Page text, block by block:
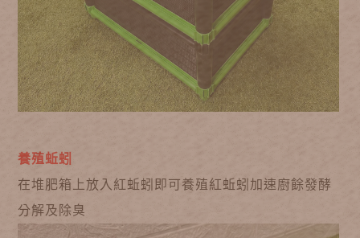
養殖蚯蚓
在堆肥箱上放入紅蚯蚓即可養殖紅蚯蚓加速廚餘發酵
分解及除臭